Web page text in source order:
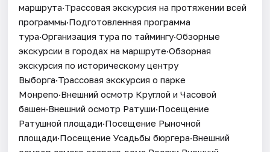
маршрута·Трассовая экскурсия на протяжении всей
программы·Подготовленная программа
тура·Организация тура по таймингу·Обзорные
экскурсии в городах на маршруте·Обзорная
экскурсия по историческому центру
Выборга·Трассовая экскурсия о парке
Монрепо·Внешний осмотр Круглой и Часовой
башен·Внешний осмотр Ратуши·Посещение
Ратушной площади·Посещение Рыночной
площади·Посещение Усадьбы бюргера·Внешний